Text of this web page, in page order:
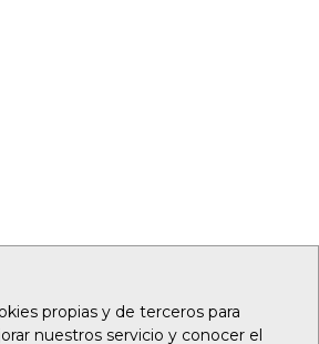
propias y de terceros para
nuestros servicio y conocer el